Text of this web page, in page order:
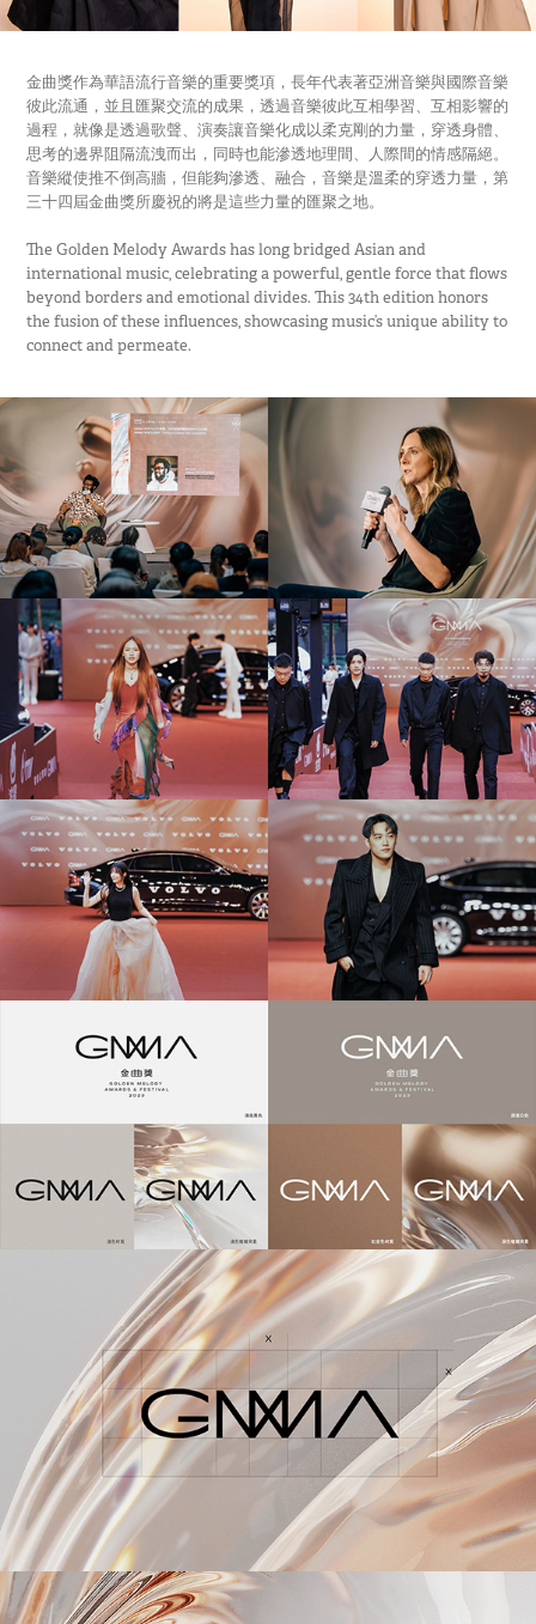
金曲獎作為華語流行音樂的重要獎項，長年代表著亞洲音樂與國際音樂
彼此流通，並且匯聚交流的成果，透過音樂彼此互相學習、互相影響的
過程，就像是透過歌聲、演奏讓音樂化成以柔克剛的力量，穿透身體、
思考的邊界阻隔流洩而出，同時也能滲透地理間、人際間的情感隔絕。
音樂縱使推不倒高牆，但能夠滲透、融合，音樂是溫柔的穿透力量，第
三十四屆金曲獎所慶祝的將是這些力量的匯聚之地。
The Golden Melody Awards has long bridged Asian and
international music, celebrating a powerful, gentle force that flows
beyond borders and emotional divides. This 34th edition honors
the fusion of these influences, showcasing music’s unique ability to
connect and permeate.